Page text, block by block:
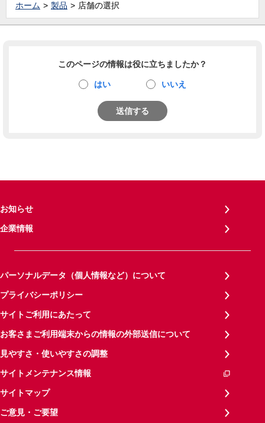
ホーム 製品 店舗の選択
このページの情報は役に立ちましたか？
はい いいえ
送信する
お知らせ
企業情報
パーソナルデータ（個人情報など）について
プライバシーポリシー
サイトご利用にあたって
お客さまご利用端末からの情報の外部送信について
見やすさ・使いやすさの調整
サイトメンテナンス情報
サイトマップ
ご意見・ご要望